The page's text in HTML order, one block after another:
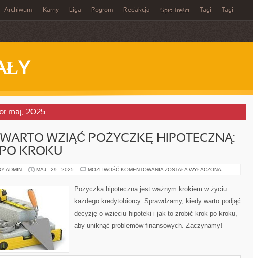
Archiwum Karny Liga Pogrom Redakcja Spis Treści Tagi Tagi
maj, 2025
WZIĄĆ POŻYCZKĘ HIPOTECZNĄ:
KROKU
ADMIN MAJ - 29 - 2025 MOŻLIWOŚĆ KOMENTOWANIA KIEDY
POŻYCZKĘ
HIPOTECZNĄ:
PO
ZOSTAŁA WYŁĄCZONA
Pożyczka hipoteczna jest ważnym krokiem w życiu
każdego kredytobiorcy. Sprawdzamy, kiedy warto podjąć
decyzję o wzięciu hipoteki i jak to zrobić krok po kroku,
aby uniknąć problemów finansowych. Zaczynamy!